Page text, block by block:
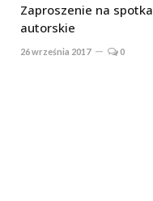
Zaproszenie na
autorskie
26 września 2017 0